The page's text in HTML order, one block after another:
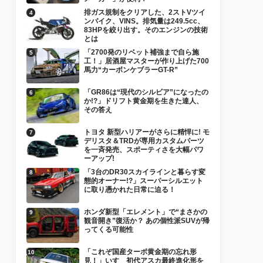
排ガス規制をクリアした、2ストVツイ
ンバイク、VINS。排気量は249.5cc、
83HPを絞り出す。そのエンジンの技術
とは
「2700発のリベット補強まで自ら施
工！」居酒屋マスターが作り上げた700
馬力“カーボンケブラーGT-R”
「GR86は“現代のシルビア”になったの
か!?」ドリフト黄金期を生きた達人、
その答え
トヨタ 新型ハリアーがさらに精悍に! モ
デリスタ＆TRDが専用カスタムパーツ
を一斉発売、スポーティさを大幅パワ
ーアップ!
「3台のDR30スカイラインと暮らす変
態的オーナー!?」スーパーシルエット
に取り憑かれた日常に迫る！
ホンダ新型「エレメント」で“まさかの
観音開き”復活か？ あの個性派SUVが帰
ってくる可能性
「これぞ国産ターボ黄金期の忘れ形
見！」いすゞ初代アスカ最終進化形を